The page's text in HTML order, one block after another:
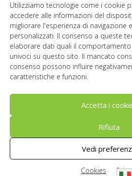
Utilizziamo tecnologie come i cookie
accedere alle informazioni del
migliorare l'esperienza di navigazione
personalizzati. Il consenso a queste
elaborare dati quali il comportamento
univoci su questo sito. Il mancato
consenso possono influire
caratteristiche e funzioni.
Accetta i
Rifiuta
Vedi
Cookies
ROMA: Via Casilina 98, 00182
Contattaci:
SOCIAL
Newsletter Privacy